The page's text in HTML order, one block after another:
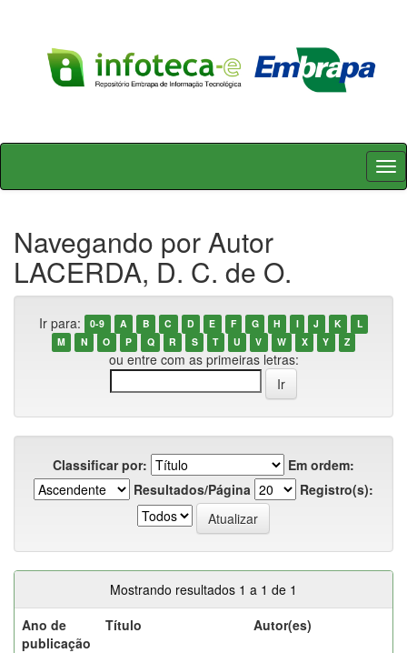
Skip
Navegando por Autor
LACERDA, D. C. de O.
Ir para: 0-9 A B C D E F G H I J K
L
M
N O P Q R S T U V W X Y Z
ou entre com as primeiras letras:
Classificar por:
Em ordem:
Resultados/Página
Registro(s):
Mostrando resultados 1 a 1 de 1
Ano de
publicação
Título Autor(es)